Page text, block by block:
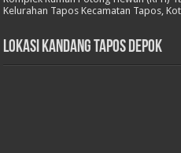
Kelurahan Tapos Kecamatan Tapos,
Lokasi Kandang Tapos Depok